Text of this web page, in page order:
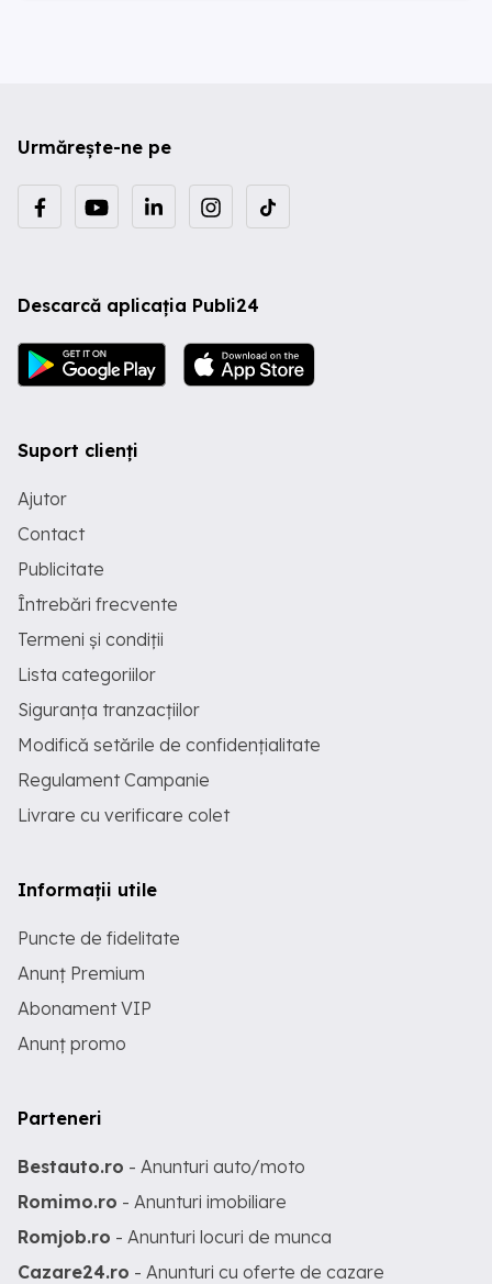
Urmărește-ne pe
Descarcă aplicația Publi24
Suport clienți
Ajutor
Contact
Publicitate
Întrebări frecvente
Termeni și condiții
Lista categoriilor
Siguranța tranzacțiilor
Modifică setările de confidențialitate
Regulament Campanie
Livrare cu verificare colet
Informații utile
Puncte de fidelitate
Anunț Premium
Abonament VIP
Anunț promo
Parteneri
Bestauto.ro - Anunturi auto/moto
Romimo.ro - Anunturi imobiliare
Romjob.ro - Anunturi locuri de munca
Cazare24.ro - Anunturi cu oferte de cazare